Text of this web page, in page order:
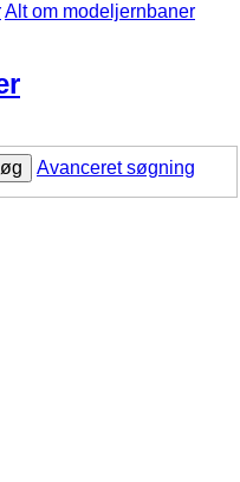
Alt om modeljernbaner
Avanceret søgning